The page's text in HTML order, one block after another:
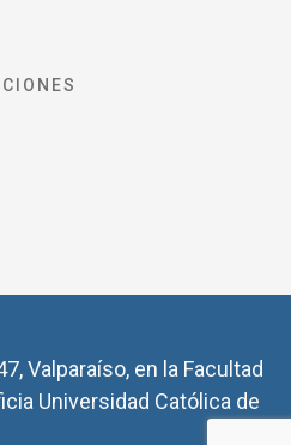
Valparaíso, en la Facultad
Universidad Católica de